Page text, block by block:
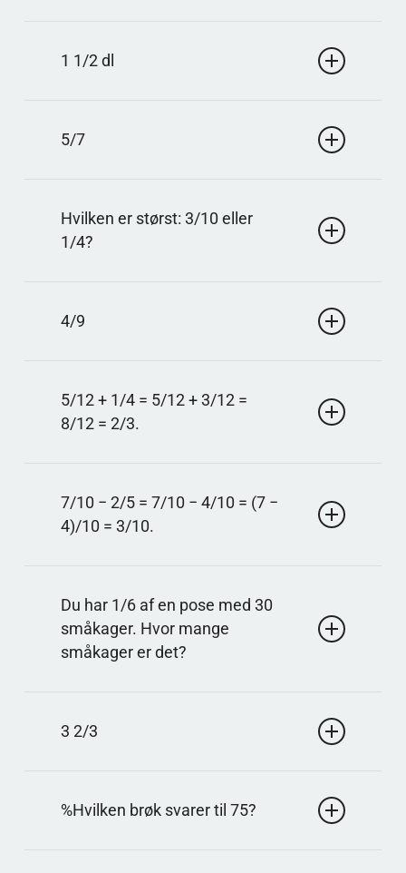
Find 1/5 af 25 ved at dividere med 5: 25/5 = 5.
Gang 5 med 3 giver 15.
1 1/2 dl
At fordoble betyder at gange med 2. 3/4 · 2 = 6/4,
og 6/4 kan skrives som 1 1/2.
5/7
Tællerne er ens, så du lægger tællerne sammen. 2 +
3 = 5, og nævneren 7 beholdes.
Hvilken er størst: 3/10 eller
1/4?
6/20, og 1/4 er 5/20, så 6/20 er større.
4/9
kan brøken ikke forkortes med heltal og er allerede
på sin simpleste form.
5/12 + 1/4 = 5/12 + 3/12 =
8/12 = 2/3.
Gør 1/4 om til tolvdeler: 1/4 = 3/12. 5/12 + 3/12 =
8/12, og 8/12 forkortes til 2/3.
7/10 − 2/5 = 7/10 − 4/10 = (7 −
4)/10 = 3/10.
Omdan 2/5 til tideler: 2/5 = 4/10. 7/10 − 4/10 =
3/10.
Du har 1/6 af en pose med 30
småkager. Hvor mange
småkager er det?
En sjettedel betyder at dele i 6 lige store dele. 30
divideret med 6 er 5, så 1/6 af 30 er 5.
3 2/3
11 divideret med 3. 3 går 3 gange op i 11 med en
rest på 2, så du får 3 hele og 2/3 som rest.
%Hvilken brøk svarer til 75?